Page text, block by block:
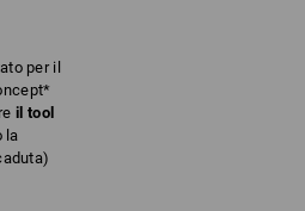
per il
il tool
la